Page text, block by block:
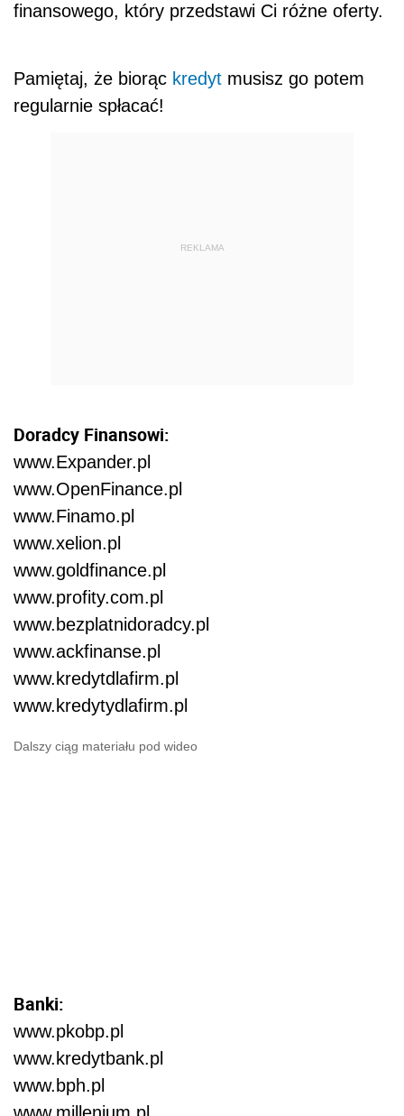
finansowego, który przedstawi Ci różne oferty.
Pamiętaj, że biorąc kredyt musisz go potem
regularnie spłacać!
REKLAMA
Doradcy Finansowi:
www.Expander.pl
www.OpenFinance.pl
www.Finamo.pl
www.xelion.pl
www.goldfinance.pl
www.profity.com.pl
www.bezplatnidoradcy.pl
www.ackfinanse.pl
www.kredytdlafirm.pl
www.kredytydlafirm.pl
Dalszy ciąg materiału pod wideo
Banki:
www.pkobp.pl
www.kredytbank.pl
www.bph.pl
www.millenium.pl